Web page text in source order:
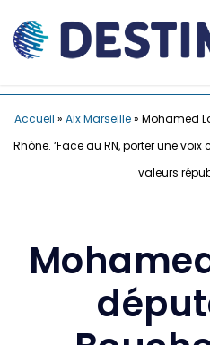
Accueil » Aix Marseille» Mohamed
Rhône. ‘Face au RN, porter une
valeurs